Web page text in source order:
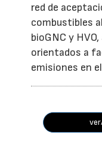
red de
combustibles
bioGNC y
orientados a
emisiones en